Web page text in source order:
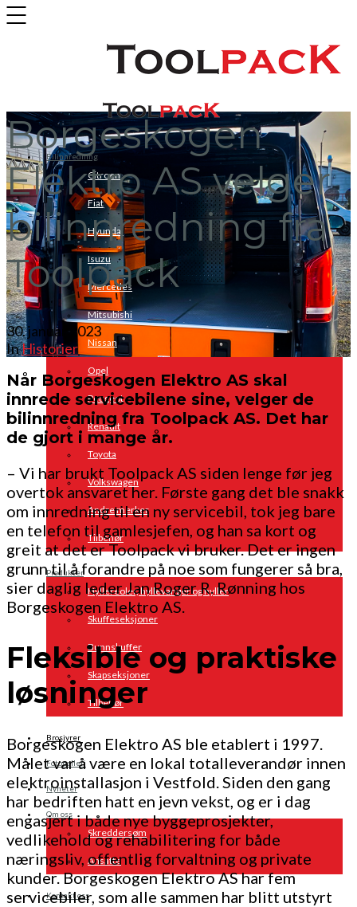
Bilinnredning
Citroen
Fiat
Hyundai
Isuzu
Mercedes
Mitsubishi
Nissan
Opel
Peugeot
Renault
Toyota
Volkswagen
Andre merker
Tilbehør
Produkter
Hyllereoler, hyllevanger og hyller
Skuffeseksjoner
Bunnskuffer
Skapseksjoner
Tilbehør
Brosjyrer
Fotogalleri
Nyheter
Om oss
Skreddersøm
Ansatte
Kontakt oss
Borgeskogen
Elektro AS velger
bilinnredning fra
Toolpack
30. januar 2023
InHistorier
Når Borgeskogen Elektro AS skal
innrede servicebilene sine, velger de
bilinnredning fra Toolpack AS. Det har
de gjort i mange år.
– Vi har brukt Toolpack AS siden lenge før jeg
overtok ansvaret her. Første gang det ble snakk
om innredning til en ny servicebil, tok jeg bare
en telefon til gamlesjefen, og han sa kort og
greit at det er Toolpack vi bruker. Det er ingen
grunn til å forandre på noe som fungerer så bra,
sier daglig leder Jan Roger R. Rønning hos
Borgeskogen Elektro AS.
Fleksible og praktiske
løsninger
Borgeskogen Elektro AS ble etablert i 1997.
Målet var å være en lokal totalleverandør innen
elektroinstallasjon i Vestfold. Siden den gang
har bedriften hatt en jevn vekst, og er i dag
engasjert i både nye byggeprosjekter,
vedlikehold og rehabilitering for både
næringsliv, offentlig forvaltning og private
kunder. Borgeskogen Elektro AS har fem
servicebiler, som alle sammen har blitt utstyrt